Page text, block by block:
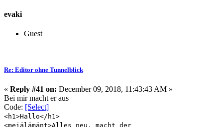
evaki
Guest
Re: Editor ohne Tunnelblick
« Reply #41 on: December 09, 2018, 11:43:43 AM »
Bei mir macht er aus
Code: [Select]
<h1>Hallo</h1>
<meiälämänt>Alles neu, macht der